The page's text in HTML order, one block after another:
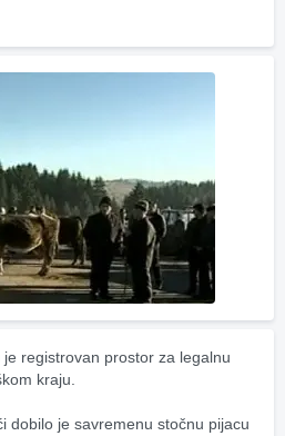
registrovan prostor za legalnu
kraju.
dobilo je savremenu stočnu pijacu